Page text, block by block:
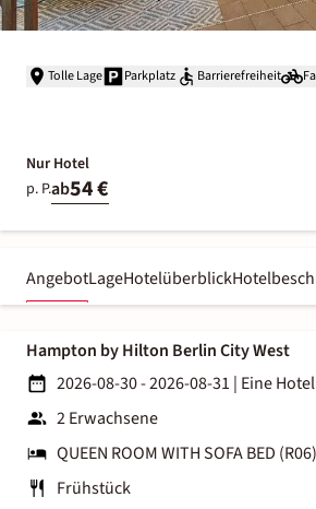
Tolle Lage Parkplatz Barrierefreiheit
Nur Hotel
p. P.ab54 €
AngebotLageHotelüberblick
Hampton by Hilton Berlin City West
2026-08-30 - 2026-08-31 | Eine
2 Erwachsene
QUEEN ROOM WITH SOFA BED (R06)
Frühstück